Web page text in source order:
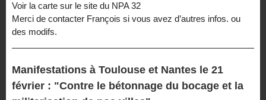
Voir la carte sur le site du NPA 32
Merci de contacter François si vous avez d’autres infos. ou
des modifs.
Manifestations à Toulouse et Nantes le 21
février : "Contre le bétonnage du bocage et la